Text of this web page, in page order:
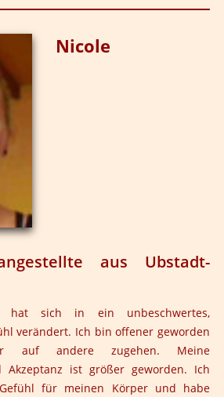
nachhaltig prägen.
in den letzten 2 Jahren. Tantra ist
Befreiung, der Weg zur inneren
Weg durchs Leben zu gehen und
Nicole
aus Ubstadt-
hat sich in ein unbeschwertes,
verändert. Ich bin offener geworden
auf andere zugehen. Meine
Akzeptanz ist größer geworden. Ich
für meinen Körper und habe